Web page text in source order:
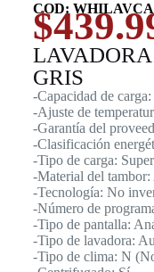
COD:
$
GRIS
-Capacidad de
-Ajuste de
-Garantía del
-Clasificación
-Tipo de carga:
-Material del
-Tecnología: No
-Número de
-Tipo de pantalla:
-Tipo de lavadora:
-Tipo de clima: N